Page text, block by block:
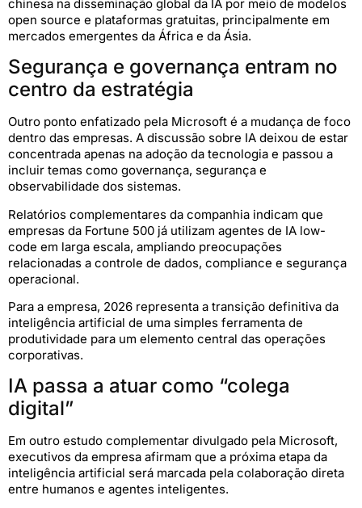
chinesa na disseminação global da IA por meio de modelos
open source e plataformas gratuitas, principalmente em
mercados emergentes da África e da Ásia.
Segurança e governança entram no
centro da estratégia
Outro ponto enfatizado pela Microsoft é a mudança de foco
dentro das empresas. A discussão sobre IA deixou de estar
concentrada apenas na adoção da tecnologia e passou a
incluir temas como governança, segurança e
observabilidade dos sistemas.
Relatórios complementares da companhia indicam que
empresas da Fortune 500 já utilizam agentes de IA low-
code em larga escala, ampliando preocupações
relacionadas a controle de dados, compliance e segurança
operacional.
Para a empresa, 2026 representa a transição definitiva da
inteligência artificial de uma simples ferramenta de
produtividade para um elemento central das operações
corporativas.
IA passa a atuar como “colega
digital”
Em outro estudo complementar divulgado pela Microsoft,
executivos da empresa afirmam que a próxima etapa da
inteligência artificial será marcada pela colaboração direta
entre humanos e agentes inteligentes.